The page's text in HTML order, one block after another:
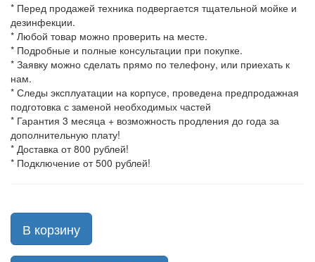
* Перед продажей техника подвергается тщательной мойке и
дезинфекции.
* Любой товар можно проверить на месте.
* Подробные и полные консультации при покупке.
* Заявку можно сделать прямо по телефону, или приехать к
нам.
* Следы эксплуатации на корпусе, проведена предпродажная
подготовка с заменой необходимых частей
* Гарантия 3 месяца + возможность продления до года за
дополнительную плату!
* Доставка от 800 рублей!
* Подключение от 500 рублей!
В корзину